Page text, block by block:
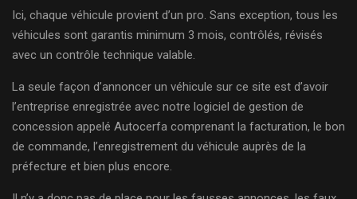
Ici, chaque véhicule provient d’un pro. Sans exception, tous les
véhicules sont garantis minimum 3 mois, contrôlés, révisés
avec un contrôle technique valable.
La seule façon d’annoncer un véhicule sur ce site est d’avoir
l’entreprise enregistrée avec notre logiciel de gestion de
concession appelé Autocerfa comprenant la facturation, le bon
de commande, l’enregistrement du véhicule auprès de la
préfecture et bien plus encore.